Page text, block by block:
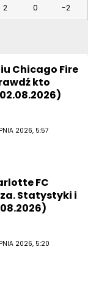
2 0 -2
Chicago Fire
kto
2026, 5:57
FC
Statystyki i
2026, 5:20